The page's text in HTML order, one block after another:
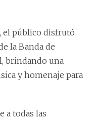
el público disfrutó
la Banda de
brindando una
y homenaje para
a todas las